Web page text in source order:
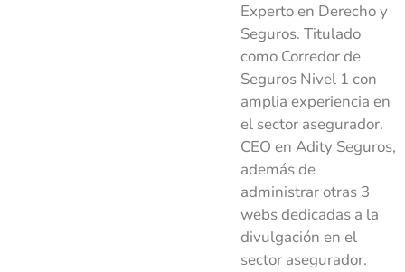
Experto en Derecho y
Seguros. Titulado
como Corredor de
Seguros Nivel 1 con
amplia experiencia en
el sector asegurador.
CEO en Adity Seguros,
además de
administrar otras 3
webs dedicadas a la
divulgación en el
sector asegurador.